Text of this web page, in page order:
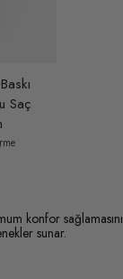
Saç
konfor
sunar.